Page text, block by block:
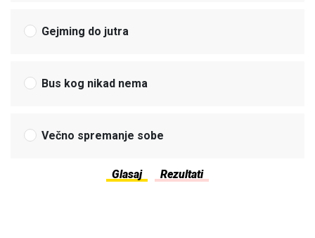
Gejming do jutra
Bus kog nikad nema
Večno spremanje sobe